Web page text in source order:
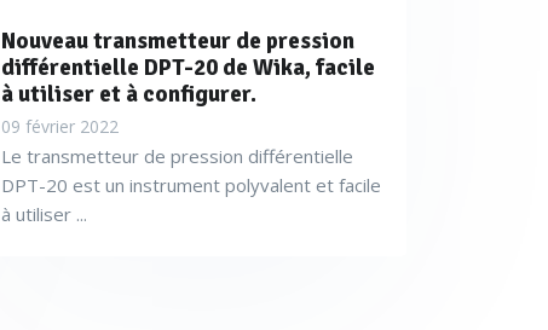
Nouveau transmetteur de pression
différentielle DPT-20 de Wika, facile
à utiliser et à configurer.
09 février 2022
Le transmetteur de pression différentielle
DPT-20 est un instrument polyvalent et facile
à utiliser ...